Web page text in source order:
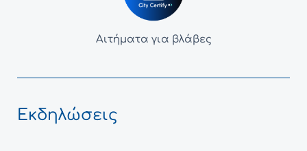
Αιτήματα για βλάβες
Εκδηλώσεις